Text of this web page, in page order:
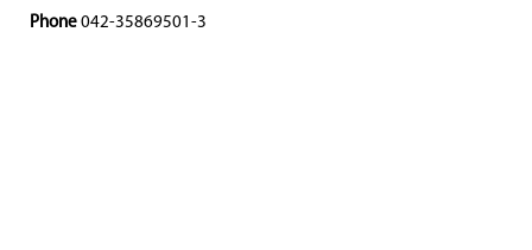
Phone 042-35869501-3